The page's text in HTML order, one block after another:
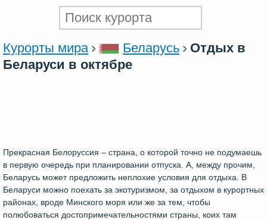
Курорты мира Беларусь
Отдых в
Беларуси в октябре
Прекрасная Белоруссия – страна, о которой точно не подумаешь
в первую очередь при планировании отпуска. А, между прочим,
Беларусь может предложить неплохие условия для отдыха. В
Беларуси можно поехать за экотуризмом, за отдыхом в курортных
районах, вроде Минского моря или же за тем, чтобы
полюбоваться достопримечательностями страны, коих там